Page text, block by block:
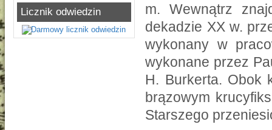
Licznik odwiedzin
m. Wewnątrz
dekadzie XX w.
wykonany w
wykonane przez
H. Burkerta. Obok
brązowym
Starszego